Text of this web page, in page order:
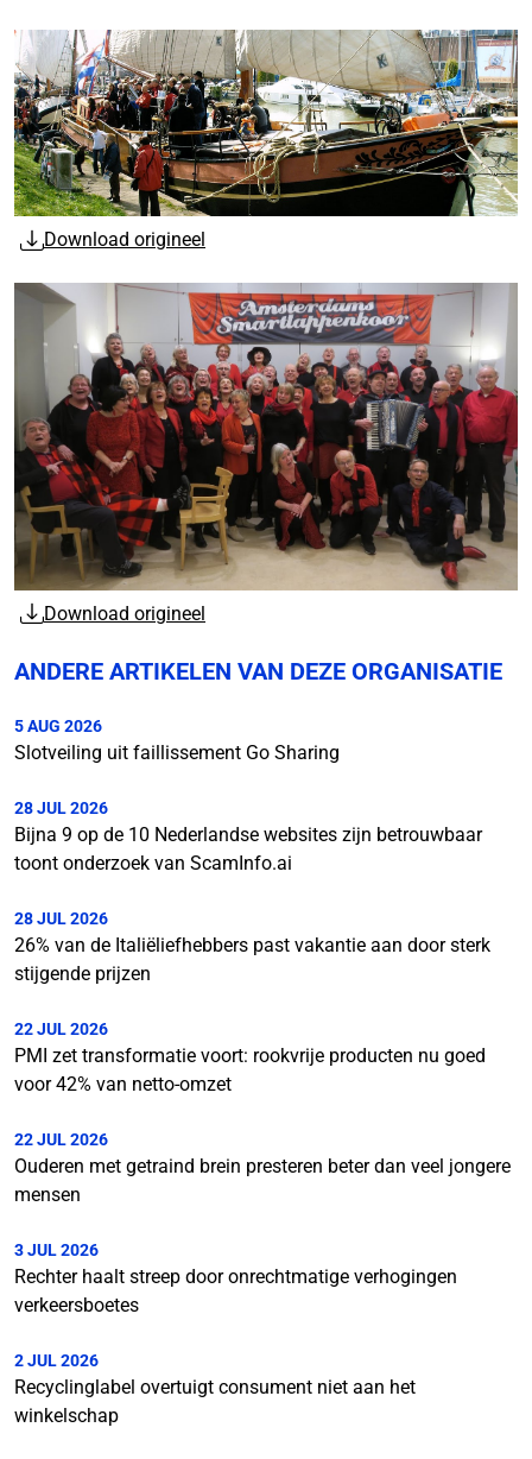
Download origineel
Download origineel
ANDERE ARTIKELEN VAN DEZE ORGANISATIE
5 AUG 2026
Slotveiling uit faillissement Go Sharing
28 JUL 2026
Bijna 9 op de 10 Nederlandse websites zijn betrouwbaar
toont onderzoek van ScamInfo.ai
28 JUL 2026
26% van de Italiëliefhebbers past vakantie aan door sterk
stijgende prijzen
22 JUL 2026
PMI zet transformatie voort: rookvrije producten nu goed
voor 42% van netto-omzet
22 JUL 2026
Ouderen met getraind brein presteren beter dan veel jongere
mensen
3 JUL 2026
Rechter haalt streep door onrechtmatige verhogingen
verkeersboetes
2 JUL 2026
Recyclinglabel overtuigt consument niet aan het
winkelschap